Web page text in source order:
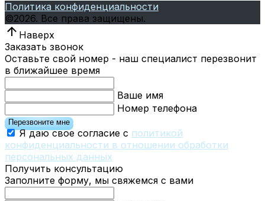
Политика конфиденциальности
©2026. Все права защищены.
Наверх
Заказать звонок
Оставьте свой номер - наш специалист перезвонит
в ближайшее время
Ваше имя
Номер телефона
Перезвоните мне
Я даю свое согласие с политикой
конфиденциальности в отношении обработки
персональных данных
Получить консультацию
Заполните форму, мы свяжемся с вами